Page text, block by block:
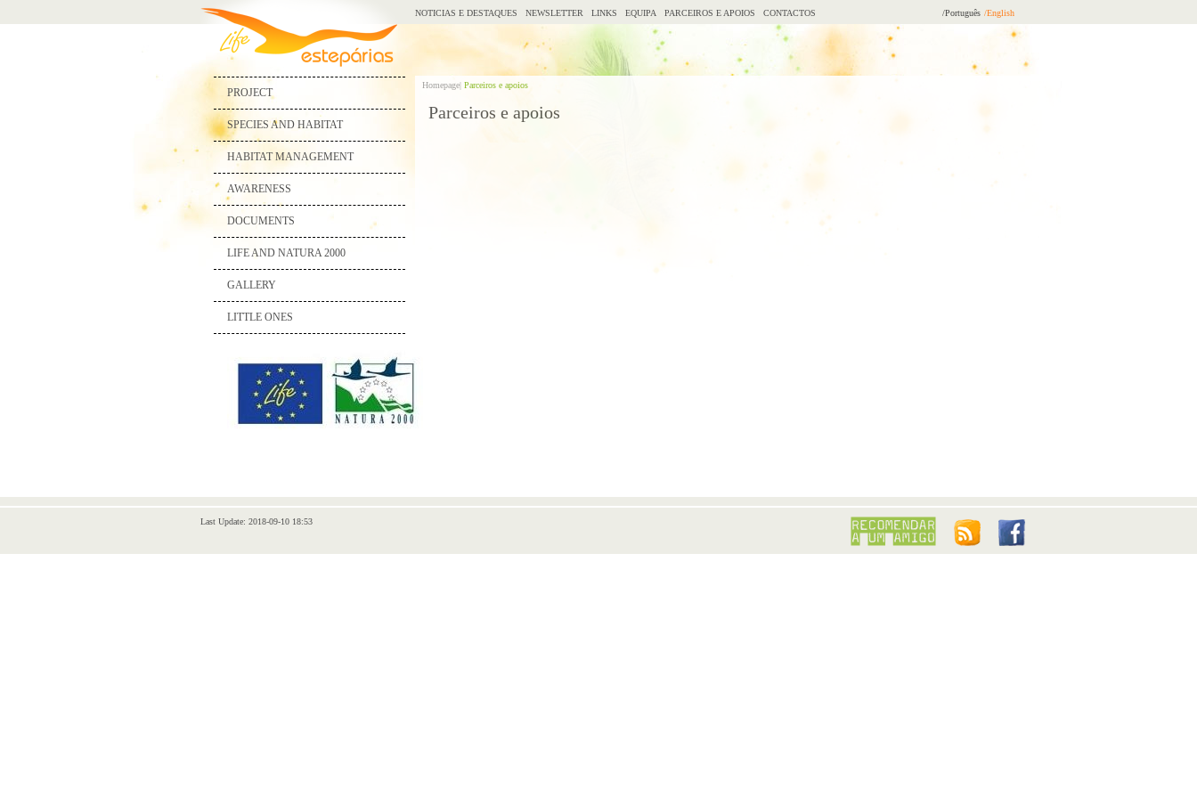
PROJECT
SPECIES AND HABITAT
HABITAT MANAGEMENT
AWARENESS
DOCUMENTS
LIFE AND NATURA 2000
GALLERY
LITTLE ONES
NOTICIAS E DESTAQUES NEWSLETTER LINKS EQUIPA PARCEIROS E APOIOS CONTACTOS /Português /English
Homepage| Parceiros e apoios
Parceiros e apoios
Last Update: 2018-09-10 18:53